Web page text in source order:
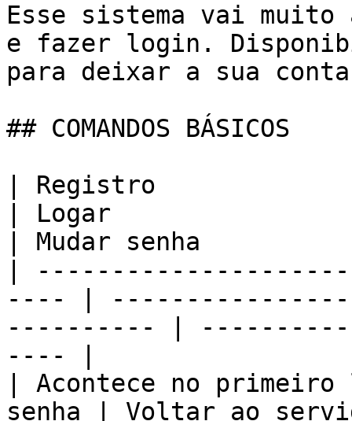
Esse sistema vai
e fazer login.
para deixar a sua
## COMANDOS BÁSICOS
| Registro
| Logar
| Mudar senha
|
---- |
---------- |
---- |
| Acontece no
senha | Voltar ao